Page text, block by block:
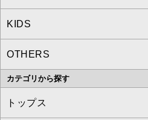
MICHEL KLEIN
MK MICHEL KLEIN
OFUON le MK
a.v.v
MICHEL KLEIN HOMME
MK MICHEL KLEIN HOMME
KIDS
a.v.v
OTHERS
MK MICHEL KLEIN BAG
カテゴリから探す
トップス